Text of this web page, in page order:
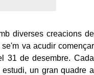
diverses creacions de
va acudir començar
31 de desembre. Cada
un gran quadre a